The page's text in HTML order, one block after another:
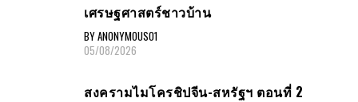
เศรษฐศาสตร์ชาวบ้าน
BY ANONYMOUS01
05/08/2026
สงครามไมโครชิปจีน-สหรัฐฯ ตอนที่ 2